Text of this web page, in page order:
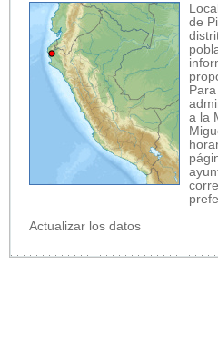
de
a la
Actualizar los datos